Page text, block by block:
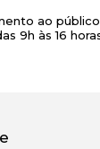
ao
9h às 16